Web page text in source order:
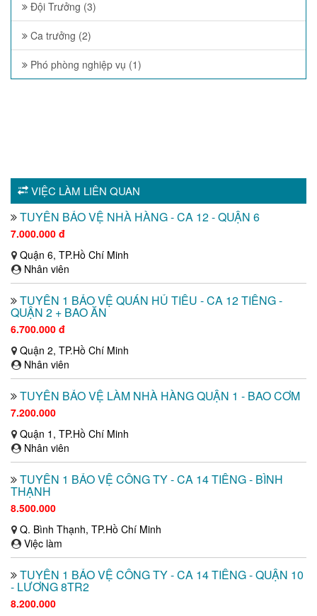
Đội Trưởng (3)
Ca trưởng (2)
Phó phòng nghiệp vụ (1)
VIỆC LÀM LIÊN QUAN
TUYỂN BẢO VỆ NHÀ HÀNG - CA 12 - QUẬN 6
7.000.000 đ
Quận 6, TP.Hồ Chí Minh
Nhân viên
TUYỂN 1 BẢO VỆ QUÁN HỦ TIẾU - CA 12 TIẾNG -
QUẬN 2 + BAO ĂN
6.700.000 đ
Quận 2, TP.Hồ Chí Minh
Nhân viên
TUYỂN BẢO VỆ LÀM NHÀ HÀNG QUẬN 1 - BAO CƠM
7.200.000
Quận 1, TP.Hồ Chí Minh
Nhân viên
TUYỂN 1 BẢO VỆ CÔNG TY - CA 14 TIẾNG - BÌNH
THẠNH
8.500.000
Q. Bình Thạnh, TP.Hồ Chí Minh
Việc làm
TUYỂN 1 BẢO VỆ CÔNG TY - CA 14 TIẾNG - QUẬN 10
- LƯƠNG 8TR2
8.200.000